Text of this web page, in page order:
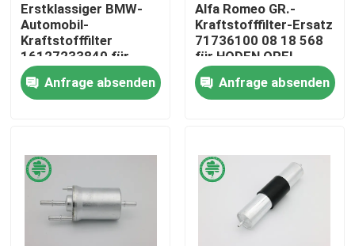
Qualitätskontrolle
Treten Sie mit uns in Verbindung
Automobilmaschinen-Luftfilter
Erstklassiger BMW-
Automobil-
Kraftstofffilter
16127233840 für
Transporter
Anfrage absenden
Alfa Romeo GR.-
Kraftstofffilter-Ersatz
71736100 08 18 568
für HODEN OPEL
Anfrage absenden